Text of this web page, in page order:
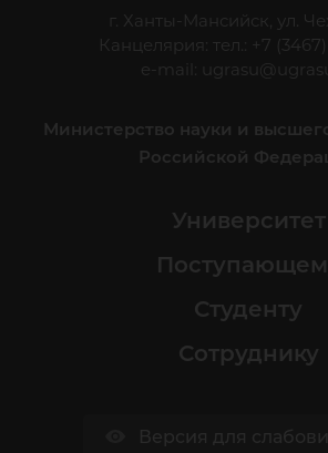
г. Ханты-Мансийск, ул.
Канцелярия: тел.: +7
e-mail:
Министерство науки и
Российской
Университет
Студенту
Сотруднику